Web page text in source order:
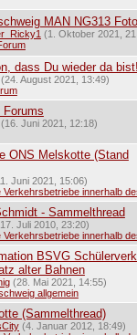
MAN NG313
(1. Oktober 2021,
dass Du wieder da
August 2021, 13:49)
Juni 2021, 12:18)
ONS Melskotte (Stand
Juni 2021, 15:06)
Verkehrsbetriebe innerhalb
- Sammelthread
Juli 2010, 23:20)
Verkehrsbetriebe innerhalb
BSVG
alter Bahnen
(28. Mai 2021, 14:55)
allgemein
(Sammelthread)
(4. Januar 2012, 18:49)